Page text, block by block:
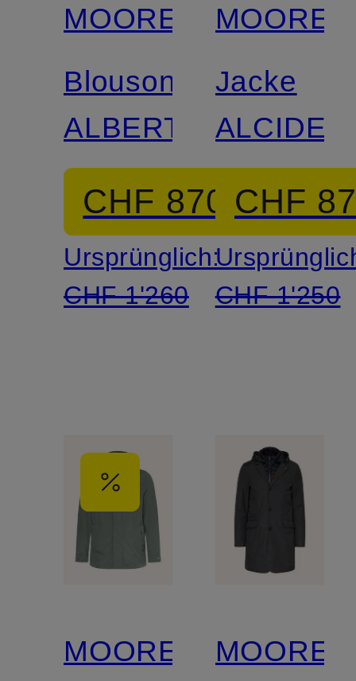
MOORER
Blouson
ALBERTI
CHF 870
Ursprünglich:
CHF 1'260
MOORER
Jacke
ALCIDE
CHF
CHF 1'250
MOORER
MOORER